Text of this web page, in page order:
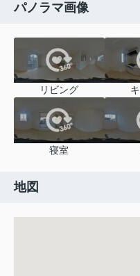
パノラマ画像
リビング
寝室
地図